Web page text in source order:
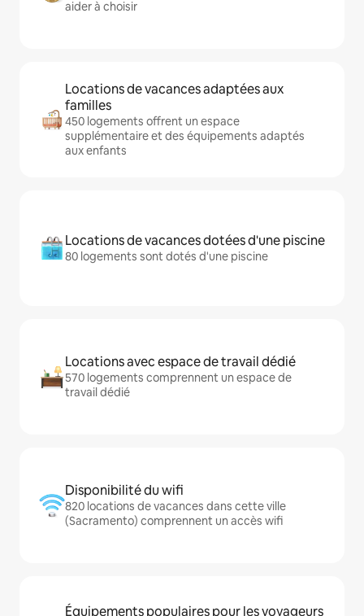
aider à choisir
Locations de vacances adaptées aux
familles
450 logements offrent un espace
supplémentaire et des équipements adaptés
aux enfants
Locations de vacances dotées d'une piscine
80 logements sont dotés d'une piscine
Locations avec espace de travail dédié
570 logements comprennent un espace de
travail dédié
Disponibilité du wifi
820 locations de vacances dans cette ville
(Sacramento) comprennent un accès wifi
Équipements populaires pour les voyageurs